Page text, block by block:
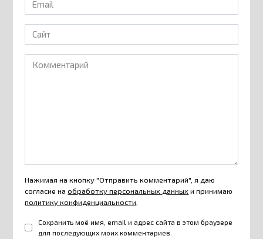
*
Сайт
Комментарий
Нажимая на кнопку "Отправить комментарий", я даю
согласие наобработку персональных данныхи принимаю
политику конфиденциальности.
Сохранить моё имя, email и адрес сайта в этом браузере
для последующих моих комментариев.